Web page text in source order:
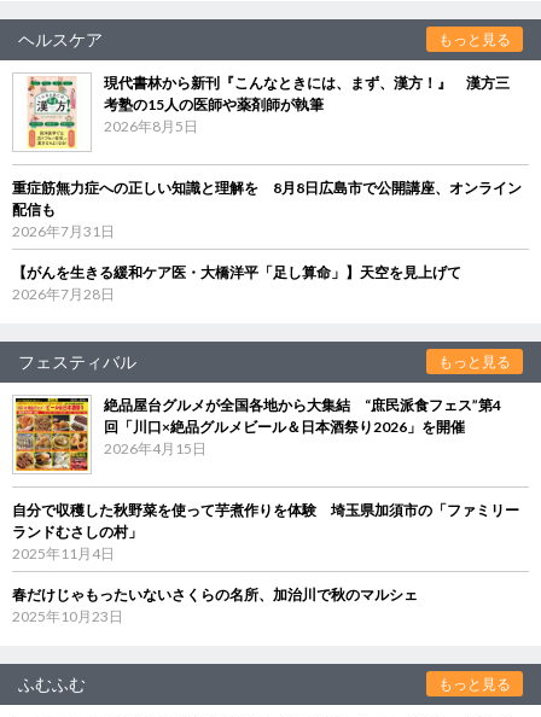
ヘルスケア もっと見る
現代書林から新刊『こんなときには、まず、漢方！』 漢方三
考塾の15人の医師や薬剤師が執筆
2026年8月5日
重症筋無力症への正しい知識と理解を 8月8日広島市で公開講座、オンライン
配信も
2026年7月31日
【がんを生きる緩和ケア医・大橋洋平「足し算命」】天空を見上げて
2026年7月28日
フェスティバル もっと見る
絶品屋台グルメが全国各地から大集結 “庶民派食フェス”第4
回「川口×絶品グルメビール＆日本酒祭り2026」を開催
2026年4月15日
自分で収穫した秋野菜を使って芋煮作りを体験 埼玉県加須市の「ファミリー
ランドむさしの村」
2025年11月4日
春だけじゃもったいないさくらの名所、加治川で秋のマルシェ
2025年10月23日
ふむふむ もっと見る